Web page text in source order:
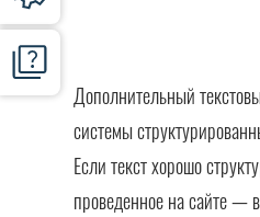
Дополнительный
системы
Если текст хорошо
проведенное на сайте —